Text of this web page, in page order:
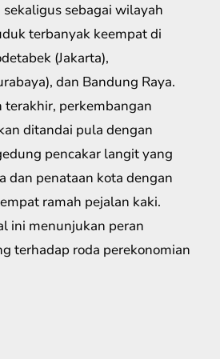
sebagai wilayah
terbanyak keempat di
(Jakarta),
dan Bandung Raya.
perkembangan
ditandai pula dengan
pencakar langit yang
dan penataan kota dengan
ramah pejalan kaki.
ini menunjukan peran
terhadap roda perekonomian